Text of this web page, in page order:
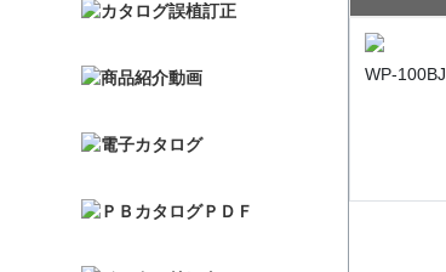
WP-100BJ